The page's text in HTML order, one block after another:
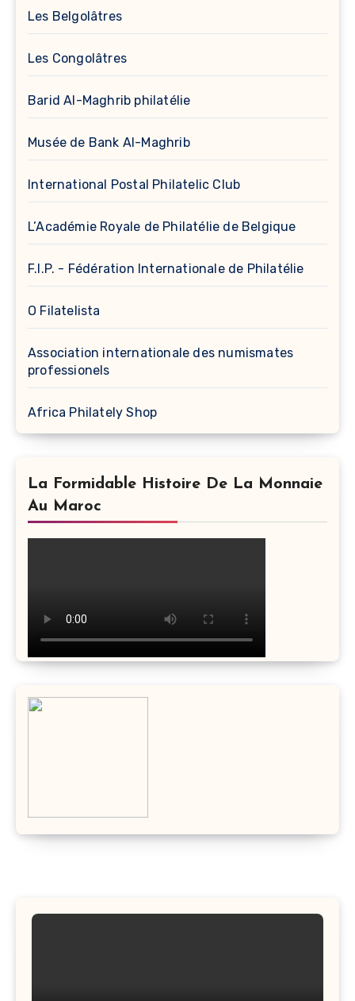
Les Belgolâtres
Les Congolâtres
Barid Al-Maghrib philatélie
Musée de Bank Al-Maghrib
International Postal Philatelic Club
L’Académie Royale de Philatélie de Belgique
F.I.P. - Fédération Internationale de Philatélie
O Filatelista
Association internationale des numismates
professionels
Africa Philately Shop
La Formidable Histoire De La Monnaie
Au Maroc